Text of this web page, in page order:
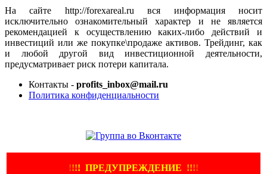
На сайте http://forexareal.ru вся информация носит
исключительно ознакомительный характер и не является
рекомендацией к осуществлению каких-либо действий и
инвестиций или же покупке\продаже активов. Трейдинг, как
и любой другой вид инвестиционной деятельности,
предусматривает риск потери капитала.
Контакты - profits_inbox@mail.ru
Политика конфиденциальности
!!!! ПРЕДУПРЕЖДЕНИЕ !!!!